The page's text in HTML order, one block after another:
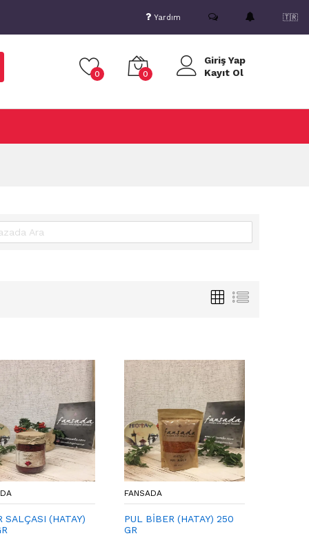
Yardım 🇹🇷
0 0
Giriş Yap
Kayıt Ol
SALÇASI (HATAY)
FANSADA
PUL BİBER (HATAY) 250
GR